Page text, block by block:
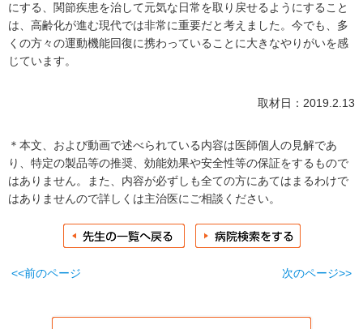
にする、関節疾患を治して元気な日常を取り戻せるようにすること
は、高齢化が進む現代では非常に重要だと考えました。今でも、多
くの方々の運動機能回復に携わっていることに大きなやりがいを感
じています。
取材日：2019.2.13
＊本文、および動画で述べられている内容は医師個人の見解であ
り、特定の製品等の推奨、効能効果や安全性等の保証をするもので
はありません。また、内容が必ずしも全ての方にあてはまるわけで
はありませんので詳しくは主治医にご相談ください。
<<前のページ 次のページ>>